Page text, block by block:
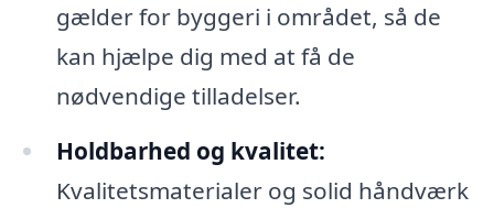
gælder for byggeri i området, så de
kan hjælpe dig med at få de
nødvendige tilladelser.
Holdbarhed og kvalitet:
Kvalitetsmaterialer og solid håndværk